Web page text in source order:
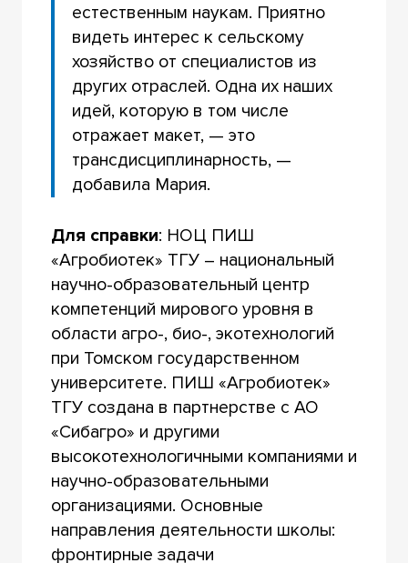
естественным наукам. Приятно
видеть интерес к сельскому
хозяйство от специалистов из
других отраслей. Одна их наших
идей, которую в том числе
отражает макет, — это
трансдисциплинарность, —
добавила Мария.
Для справки: НОЦ ПИШ
«Агробиотек» ТГУ – национальный
научно-образовательный центр
компетенций мирового уровня в
области агро-, био-, экотехнологий
при Томском государственном
университете. ПИШ «Агробиотек»
ТГУ создана в партнерстве с АО
«Сибагро» и другими
высокотехнологичными компаниями и
научно-образовательными
организациями. Основные
направления деятельности школы:
фронтирные задачи